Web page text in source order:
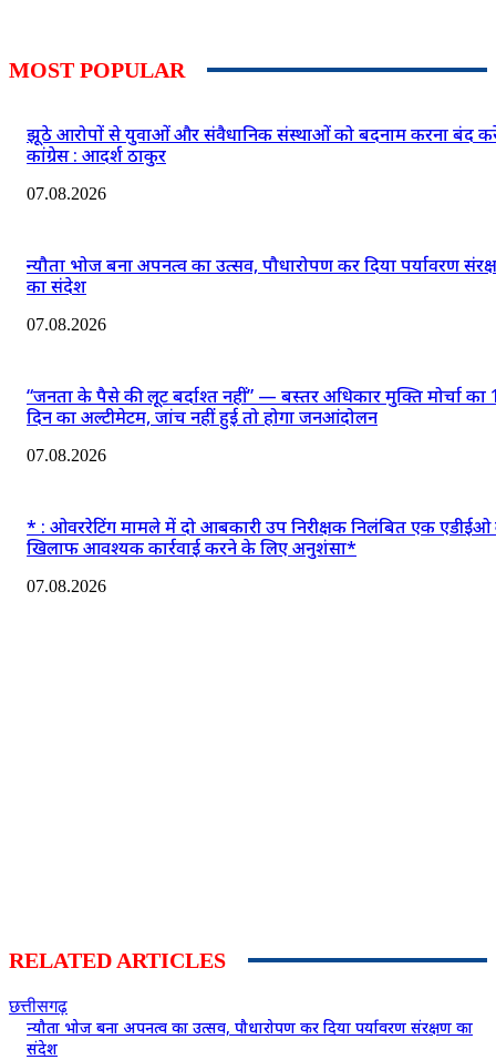
MOST POPULAR
झूठे आरोपों से युवाओं और संवैधानिक संस्थाओं को बदनाम करना बंद
कांग्रेस : आदर्श ठाकुर
07.08.2026
न्यौता भोज बना अपनत्व का उत्सव, पौधारोपण कर दिया पर्यावरण
का संदेश
07.08.2026
“जनता के पैसे की लूट बर्दाश्त नहीं” — बस्तर अधिकार मुक्ति मोर्चा का
दिन का अल्टीमेटम, जांच नहीं हुई तो होगा जनआंदोलन
07.08.2026
* : ओवररेटिंग मामले में दो आबकारी उप निरीक्षक निलंबित एक
खिलाफ आवश्यक कार्रवाई करने के लिए अनुशंसा*
07.08.2026
RELATED ARTICLES
छत्तीसगढ़
न्यौता भोज बना अपनत्व का उत्सव, पौधारोपण कर दिया पर्यावरण संरक्षण का
संदेश